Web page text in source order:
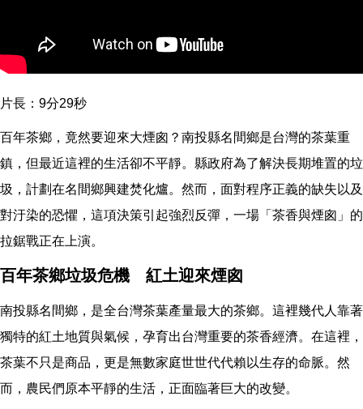
片長：9分29秒
百年茶鄉，竟然要迎來大煙囪？南投縣名間鄉是台灣的茶葉重
鎮，但最近這裡的生活卻不平靜。縣政府為了解決長期堆置的垃
圾，計劃在名間鄉興建焚化爐。然而，面對程序正義的缺失以及
對汙染的恐懼，這項決策引起強烈反彈，一場「茶香與煙囪」的
拉鋸戰正在上演。
百年茶鄉垃圾危機 紅土迎來煙囪
南投縣名間鄉，是全台灣茶葉產量最大的茶鄉。這裡幾代人靠著
獨特的紅土地質與氣候，孕育出台灣重要的茶香經濟。在這裡，
茶葉不只是商品，更是無數家庭世世代代賴以生存的命脈。然
而，農民們原本平靜的生活，正面臨著巨大的改變。